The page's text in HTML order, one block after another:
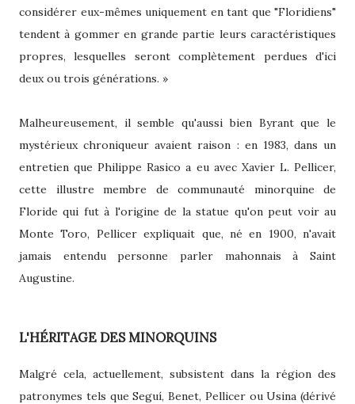
considérer eux-mêmes uniquement en tant que "Floridiens"
tendent à gommer en grande partie leurs caractéristiques
propres, lesquelles seront complètement perdues d'ici
deux ou trois générations. »
Malheureusement, il semble qu'aussi bien Byrant que le
mystérieux chroniqueur avaient raison : en 1983, dans un
entretien que Philippe Rasico a eu avec Xavier L. Pellicer,
cette illustre membre de communauté minorquine de
Floride qui fut à l'origine de la statue qu'on peut voir au
Monte Toro, Pellicer expliquait que, né en 1900, n'avait
jamais entendu personne parler mahonnais à Saint
Augustine.
L'HÉRITAGE DES MINORQUINS
Malgré cela, actuellement, subsistent dans la région des
patronymes tels que Seguí, Benet, Pellicer ou Usina (dérivé